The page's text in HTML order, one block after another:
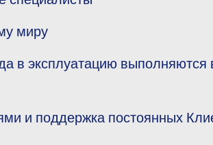
миру
в эксплуатацию выполняются
и поддержка постоянных